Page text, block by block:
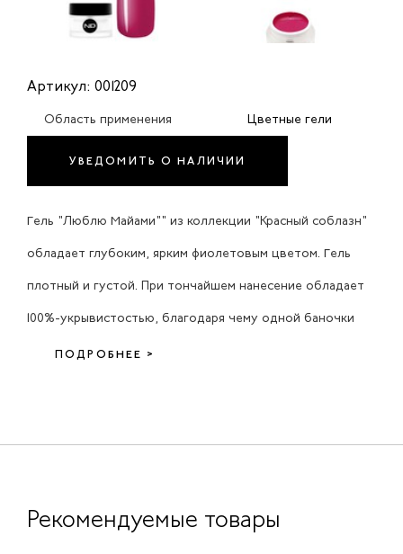
Артикул: 001209
Область применения Цветные гели
УВЕДОМИТЬ О НАЛИЧИИ
Гель "Люблю Майами"" из коллекции "Красный соблазн"
обладает глубоким, ярким фиолетовым цветом. Гель
плотный и густой. При тончайшем нанесение обладает
100%-укрывистостью, благодаря чему одной баночки
ПОДРОБНЕЕ >
Рекомендуемые товары